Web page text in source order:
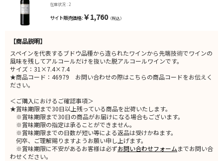
在庫状況 : 2
サイト販売価格 : ￥1,760（税込）
【商品説明】
スペインを代表するブドウ品種から造られたワインから先端技術でワインの
風味を残してアルコールだけを抜いた脱アルコールワインです。
サイズ：31×7.4×7.4
★商品コード：46979 お問い合わせの際はこちらの商品コードをお伝えく
ださい。
＜ご購入におけるご確認事項＞
★賞味期限まで30日以上残っている商品を出荷いたします。
※賞味期限まで30日の商品がお届けになる場合もございます。
※賞味期限の指定は承ることができません。
※賞味期限までの日数が短い等による返品は受けかねます。
何卒、ご理解賜りますようお願い申し上げます。
※賞味期限に不安があるお客様は必ずお問い合わせフォームまでお問い合
わせください。